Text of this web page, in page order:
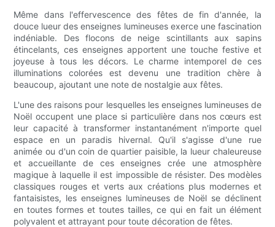
Même dans l'effervescence des fêtes de fin d'année, la
douce lueur des enseignes lumineuses exerce une fascination
indéniable. Des flocons de neige scintillants aux sapins
étincelants, ces enseignes apportent une touche festive et
joyeuse à tous les décors. Le charme intemporel de ces
illuminations colorées est devenu une tradition chère à
beaucoup, ajoutant une note de nostalgie aux fêtes.
L'une des raisons pour lesquelles les enseignes lumineuses de
Noël occupent une place si particulière dans nos cœurs est
leur capacité à transformer instantanément n'importe quel
espace en un paradis hivernal. Qu'il s'agisse d'une rue
animée ou d'un coin de quartier paisible, la lueur chaleureuse
et accueillante de ces enseignes crée une atmosphère
magique à laquelle il est impossible de résister. Des modèles
classiques rouges et verts aux créations plus modernes et
fantaisistes, les enseignes lumineuses de Noël se déclinent
en toutes formes et toutes tailles, ce qui en fait un élément
polyvalent et attrayant pour toute décoration de fêtes.